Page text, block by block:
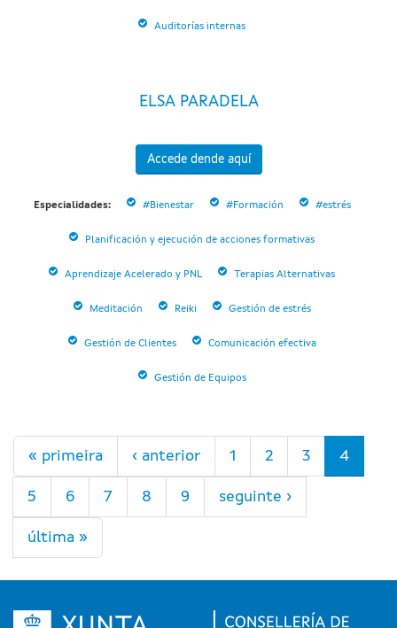
Auditorías internas
ELSA PARADELA
Accede dende aquí
Especialidades: #Bienestar #Formación #estrés
Planificación y ejecución de acciones formativas
Aprendizaje Acelerado y PNL Terapias Alternativas
Meditación Reiki Gestión de estrés
Gestión de Clientes Comunicación efectiva
Gestión de Equipos
Páxinas
« primeira ‹ anterior 1 2 3 4
5 6 7 8 9 seguinte ›
última »